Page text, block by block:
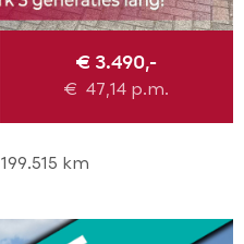
€ 3.490,-
€47,14 p.m.
199.515 km